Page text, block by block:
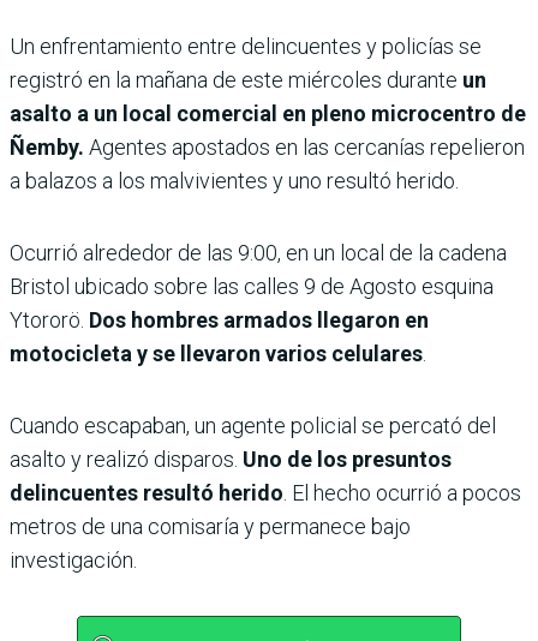
Un enfrentamiento entre delincuentes y policías se
registró en la mañana de este miércoles durante un
asalto a un local comercial en pleno microcentro de
Ñemby. Agentes apostados en las cercanías repelieron
a balazos a los malvivientes y uno resultó herido.
Ocurrió alrededor de las 9:00, en un local de la cadena
Bristol ubicado sobre las calles 9 de Agosto esquina
Ytororö. Dos hombres armados llegaron en
motocicleta y se llevaron varios celulares.
Cuando escapaban, un agente policial se percató del
asalto y realizó disparos. Uno de los presuntos
delincuentes resultó herido. El hecho ocurrió a pocos
metros de una comisaría y permanece bajo
investigación.